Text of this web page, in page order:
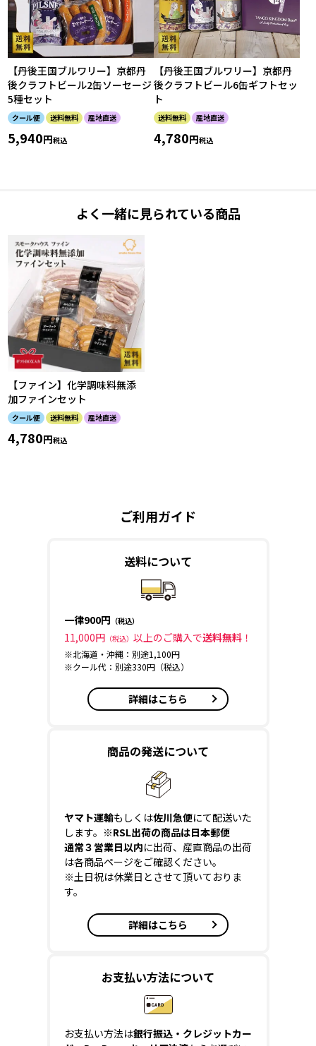
【丹後王国ブルワリー】京都丹
後クラフトビール2缶ソーセージ
5種セット
クール便 送料無料 産地直送
5,940 税込
【丹後王国ブルワリー】京都丹
後クラフトビール6缶ギフトセッ
ト
送料無料 産地直送
4,780 税込
よく一緒に見られている商品
【ファイン】化学調味料無添
加ファインセット
クール便 送料無料 産地直送
4,780 税込
ご利用ガイド
送料について
一律900円 （税込）
11,000円 （税込） 以上のご購入で送料無料！
※北海道・沖縄：別途1,100円
※クール代：別途330円（税込）
詳細はこちら
商品の発送について
ヤマト運輸もしくは佐川急便にて配送いた
します。 ※RSL出荷の商品は日本郵便
通常３営業日以内に出荷、産直商品の出荷
は各商品ページをご確認ください。
※土日祝は休業日とさせて頂いておりま
す。
詳細はこちら
お支払い方法について
お支払い方法は銀行振込・クレジットカー